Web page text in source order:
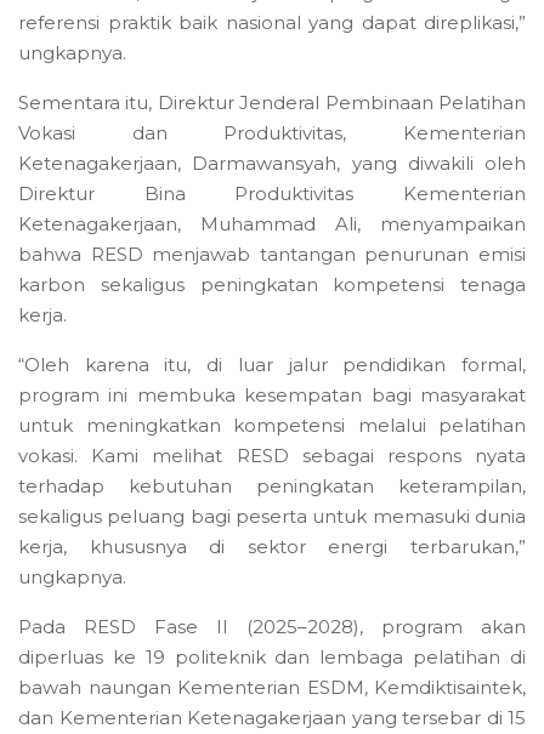
referensi praktik baik nasional yang dapat direplikasi,”
ungkapnya.
Sementara itu, Direktur Jenderal Pembinaan Pelatihan
Vokasi dan Produktivitas, Kementerian
Ketenagakerjaan, Darmawansyah, yang diwakili oleh
Direktur Bina Produktivitas Kementerian
Ketenagakerjaan, Muhammad Ali, menyampaikan
bahwa RESD menjawab tantangan penurunan emisi
karbon sekaligus peningkatan kompetensi tenaga
kerja.
“Oleh karena itu, di luar jalur pendidikan formal,
program ini membuka kesempatan bagi masyarakat
untuk meningkatkan kompetensi melalui pelatihan
vokasi. Kami melihat RESD sebagai respons nyata
terhadap kebutuhan peningkatan keterampilan,
sekaligus peluang bagi peserta untuk memasuki dunia
kerja, khususnya di sektor energi terbarukan,”
ungkapnya.
Pada RESD Fase II (2025–2028), program akan
diperluas ke 19 politeknik dan lembaga pelatihan di
bawah naungan Kementerian ESDM, Kemdiktisaintek,
dan Kementerian Ketenagakerjaan yang tersebar di 15